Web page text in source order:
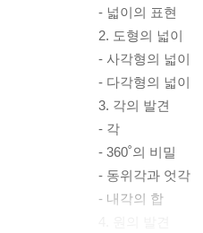
- 넓이의 표현
2. 도형의 넓이
- 사각형의 넓이
- 다각형의 넓이
3. 각의 발견
- 각
- 360˚의 비밀
- 동위각과 엇각
- 내각의 합